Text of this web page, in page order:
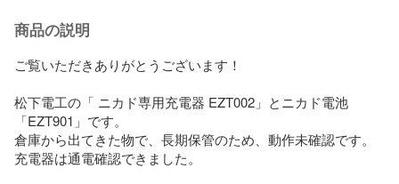
商品の説明
ご覧いただきありがとうございます！
松下電工の「 ニカド専用充電器 EZT002」とニカド電池
「EZT901」です。
倉庫から出てきた物で、長期保管のため、動作未確認です。
充電器は通電確認できました。